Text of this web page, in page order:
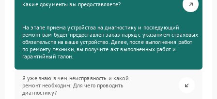
Какие документы вы предоставляете?
На этапе приема устройства на диагностику и последующий
ремонт вам будет предоставлен заказ-наряд с указанием страховых
обязательств на ваше устройство. Далее, после выполнения работ
по ремонту техники, вы получите акт выполненных работ и
гарантийный талон.
Я уже знаю в чем неисправность и какой
ремонт необходим. Для чего проводить
диагностику?